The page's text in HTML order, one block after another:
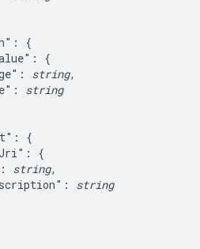
{
{
string,
string
{
{
string,
string